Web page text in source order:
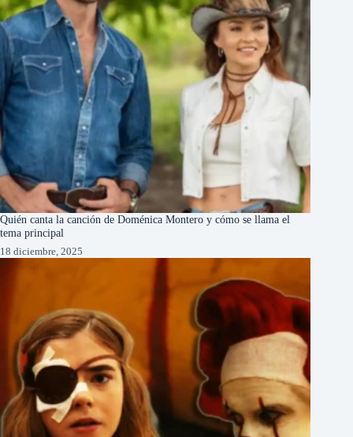
Quién canta la canción de Doménica Montero y cómo se llama el
tema principal
18 diciembre, 2025